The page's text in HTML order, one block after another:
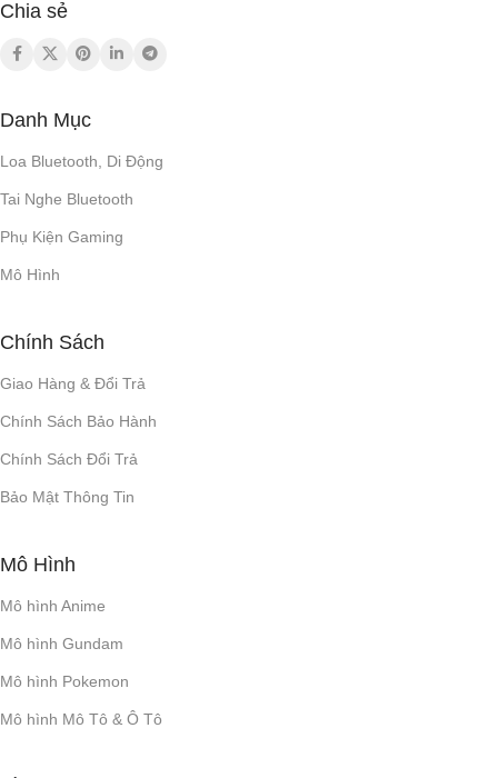
Chia sẻ
Danh Mục
Loa Bluetooth, Di Động
Tai Nghe Bluetooth
Phụ Kiện Gaming
Mô Hình
Chính Sách
Giao Hàng & Đổi Trả
Chính Sách Bảo Hành
Chính Sách Đổi Trả
Bảo Mật Thông Tin
Mô Hình
Mô hình Anime
Mô hình Gundam
Mô hình Pokemon
Mô hình Mô Tô & Ô Tô